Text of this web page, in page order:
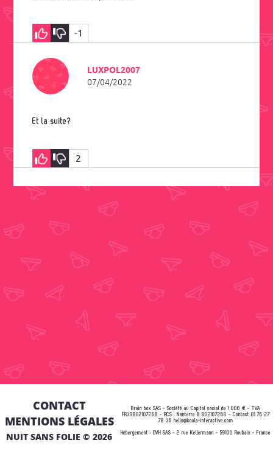
-1
LUXPOL2007
07/04/2022
Et la suite?
2
CONTACT
MENTIONS LÉGALES
NUIT SANS FOLIE © 2026
Brain box SAS - Société au Capital social de 1 000 € - TVA
FR39802107268 - RCS : Nanterre B 802107268 - Contact 01 76 27
78 36 hello@koala-interactive.com
Hébergement :OVH SAS - 2 rue Kellermann - 59100 Roubaix - France